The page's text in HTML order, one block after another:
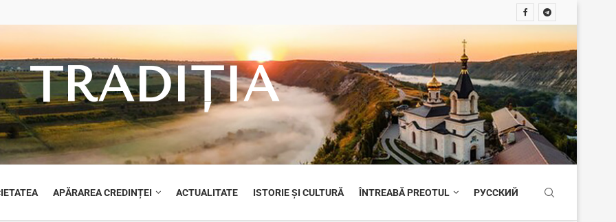
TRADIȚIA
APĂRAREA CREDINȚEI ACTUALITATE ISTORIE ȘI CULTURĂ ÎNTREABĂ PREOTUL РУССКИЙ